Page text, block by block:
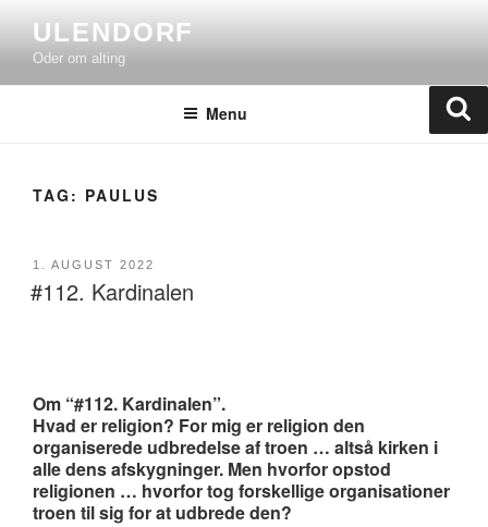
content
ULENDORF
Oder om alting
Menu
TAG: PAULUS
POSTED
ON
1. AUGUST 2022
#112. Kardinalen
Om “#112. Kardinalen”.
Hvad er religion? For mig er religion den
organiserede udbredelse af troen … altså kirken i
alle dens afskygninger. Men hvorfor opstod
religionen … hvorfor tog forskellige organisationer
troen til sig for at udbrede den?